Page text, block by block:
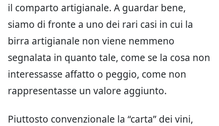
il comparto artigianale. A guardar bene,
siamo di fronte a uno dei rari casi in cui la
birra artigianale non viene nemmeno
segnalata in quanto tale, come se la cosa non
interessasse affatto o peggio, come non
rappresentasse un valore aggiunto.
Piuttosto convenzionale la “carta” dei vini,